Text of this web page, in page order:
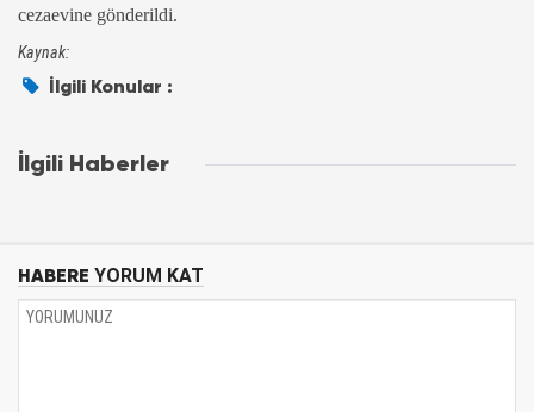
cezaevine gönderildi.
Kaynak:
İlgili Konular :
İlgili Haberler
HABERE YORUM KAT